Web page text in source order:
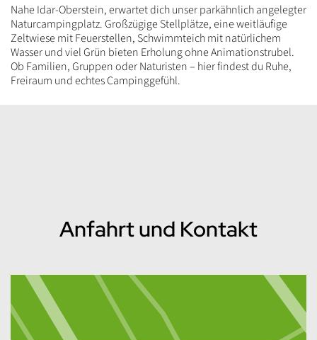
Einleitung
Nahe Idar-Oberstein, erwartet dich unser parkähnlich angelegter
Naturcampingplatz. Großzügige Stellplätze, eine weitläufige
Zeltwiese mit Feuerstellen, Schwimmteich mit natürlichem
Wasser und viel Grün bieten Erholung ohne Animationstrubel.
Ob Familien, Gruppen oder Naturisten – hier findest du Ruhe,
Freiraum und echtes Campinggefühl.
Anfahrt und Kontakt